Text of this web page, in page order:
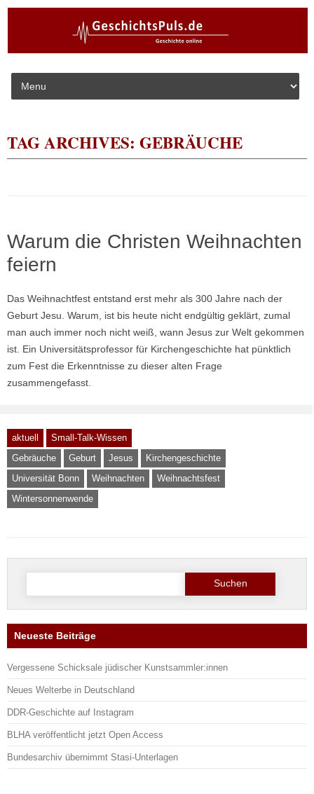
Skip to content
TAG ARCHIVES: GEBRÄUCHE
Warum die Christen Weihnachten
feiern
Das Weihnachtfest entstand erst mehr als 300 Jahre nach der
Geburt Jesu. Warum, ist bis heute nicht endgültig geklärt, zumal
man auch immer noch nicht weiß, wann Jesus zur Welt gekommen
ist. Ein Universitätsprofessor für Kirchengeschichte hat pünktlich
zum Fest die Erkenntnisse zu dieser alten Frage
zusammengefasst.
aktuell
Small-Talk-Wissen
Gebräuche
Geburt Jesus
Kirchengeschichte
Universität Bonn
Weihnachten
Weihnachtsfest
Wintersonnenwende
Suche
Neueste Beiträge
Vergessene Schicksale jüdischer Kunstsammler:innen
Neues Welterbe in Deutschland
DDR-Geschichte auf Instagram
BLHA veröffentlicht jetzt Open Access
Bundesarchiv übernimmt Stasi-Unterlagen